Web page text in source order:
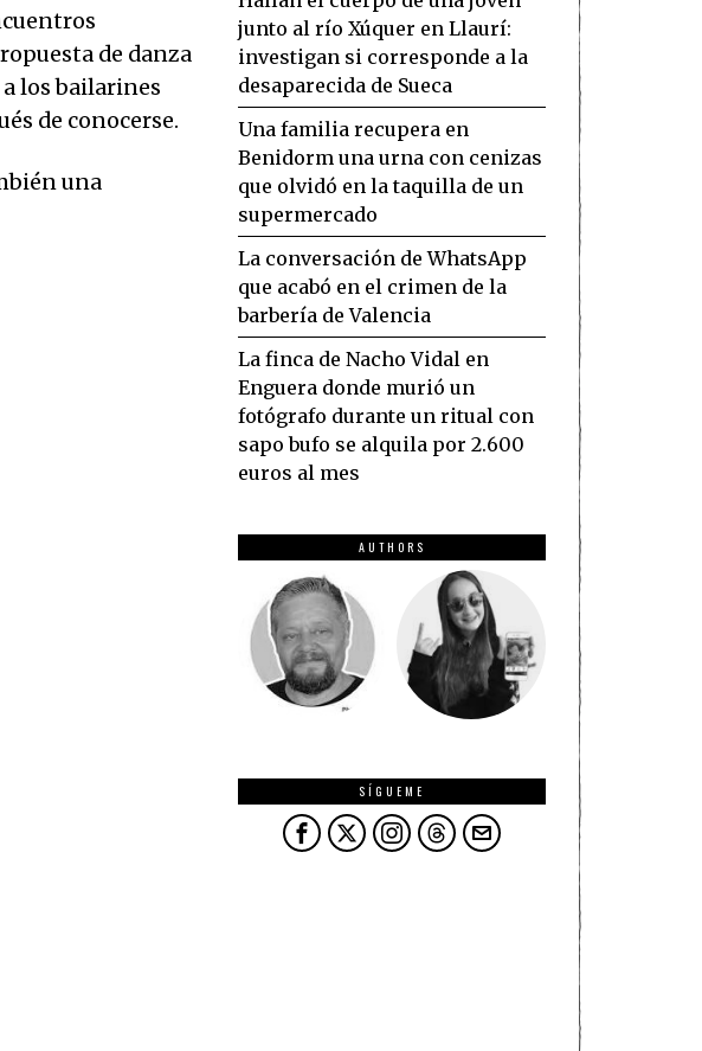
de danza
los bailarines
de conocerse.
una
junto al río Xúquer en Llaurí:
investigan si corresponde a la
desaparecida de Sueca
Una familia recupera en
Benidorm una urna con cenizas
que olvidó en la taquilla de un
supermercado
La conversación de WhatsApp
que acabó en el crimen de la
barbería de Valencia
La finca de Nacho Vidal en
Enguera donde murió un
fotógrafo durante un ritual con
sapo bufo se alquila por 2.600
euros al mes
AUTHORS
SÍGUEME